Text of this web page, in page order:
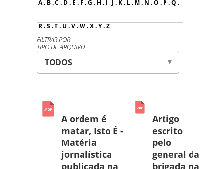
A. B.C . D. E . F .G . H. I . J . K. L. M. N .O . P .Q .
R.S .T. U .V.W.X.Y.Z
FILTRAR POR
TIPO DE ARQUIVO
A ordem é
matar, Isto É -
Matéria
jornalística
publicada na
Artigo
escrito
pelo
general da
brigada na